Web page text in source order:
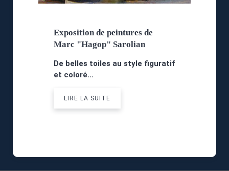
Exposition de peintures de
Marc "Hagop" Sarolian
De belles toiles au style figuratif
et coloré...
LIRE LA SUITE